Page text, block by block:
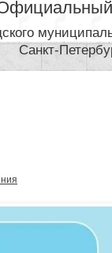
Санкт-